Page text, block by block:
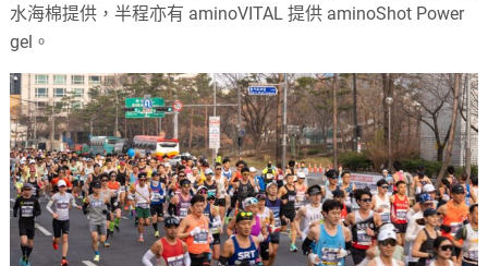
水海棉提供，半程亦有 aminoVITAL 提供 aminoShot Power
gel。